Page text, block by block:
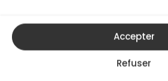
Accepter
Refuser
La mousse glacée de Henri